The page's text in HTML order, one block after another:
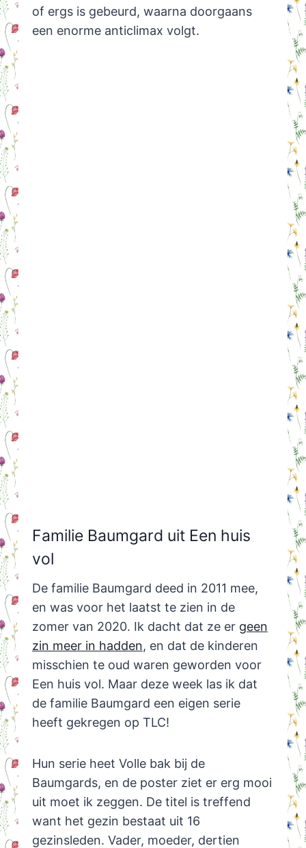
of ergs is gebeurd, waarna doorgaans
een enorme anticlimax volgt.
Familie Baumgard uit Een huis
vol
De familie Baumgard deed in 2011 mee,
en was voor het laatst te zien in de
zomer van 2020. Ik dacht dat ze er geen
zin meer in hadden, en dat de kinderen
misschien te oud waren geworden voor
Een huis vol. Maar deze week las ik dat
de familie Baumgard een eigen serie
heeft gekregen op TLC!
Hun serie heet Volle bak bij de
Baumgards, en de poster ziet er erg mooi
uit moet ik zeggen. De titel is treffend
want het gezin bestaat uit 16
gezinsleden. Vader, moeder, dertien